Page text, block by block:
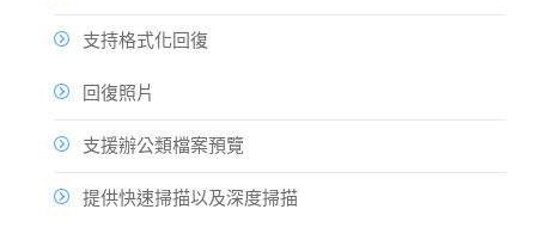
支持格式化回復
回復照片
支援辦公類檔案預覽
提供快速掃描以及深度掃描